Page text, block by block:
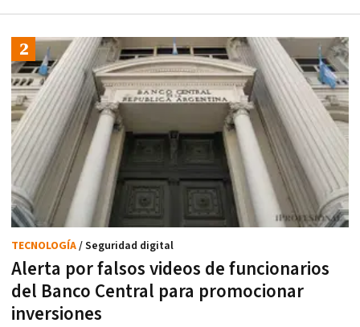
Alerta por falsos videos de funcionarios
del Banco Central para promocionar
inversiones
TECNOLOGÍA/ Seguridad digital